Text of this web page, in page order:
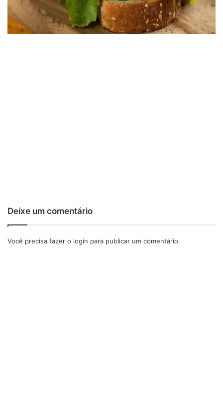
Deixe um comentário
Você precisa fazer o login para publicar um comentário.